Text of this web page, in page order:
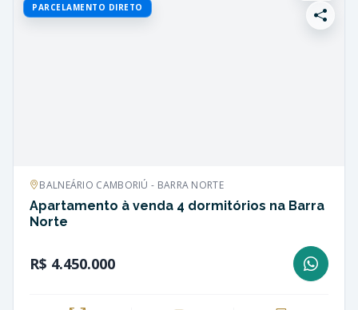
PARCELAMENTO DIRETO
BALNEÁRIO CAMBORIÚ - BARRA NORTE
Apartamento à venda 4 dormitórios na Barra
Norte
R$ 4.450.000